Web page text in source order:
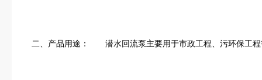
二、产品用途：　　潜水回流泵主要用于市政工程、污环保工